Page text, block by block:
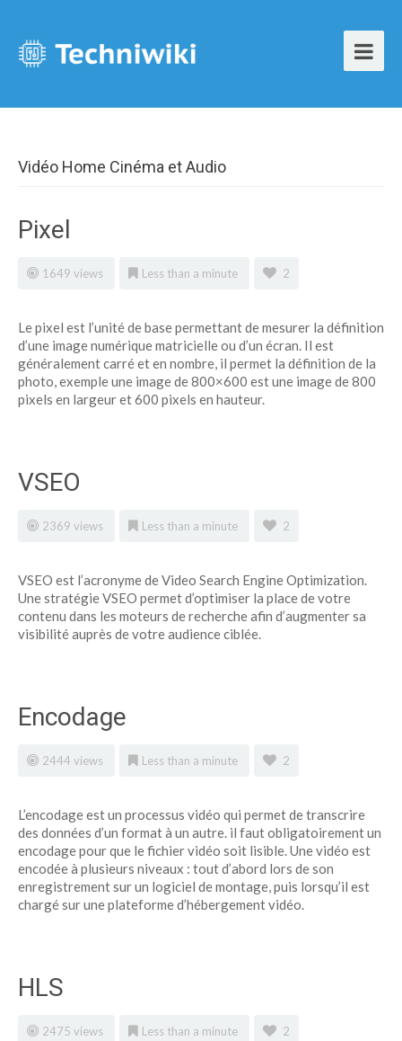
Vidéo Home Cinéma et Audio
Pixel
1649 views Less than a minute 2
Le pixel est l’unité de base permettant de mesurer la définition
d’une image numérique matricielle ou d’un écran. Il est
généralement carré et en nombre, il permet la définition de la
photo, exemple une image de 800×600 est une image de 800
pixels en largeur et 600 pixels en hauteur.
VSEO
2369 views Less than a minute 2
VSEO est l’acronyme de Video Search Engine Optimization.
Une stratégie VSEO permet d’optimiser la place de votre
contenu dans les moteurs de recherche afin d’augmenter sa
visibilité auprès de votre audience ciblée.
Encodage
2444 views Less than a minute 2
L’encodage est un processus vidéo qui permet de transcrire
des données d’un format à un autre. il faut obligatoirement un
encodage pour que le fichier vidéo soit lisible. Une vidéo est
encodée à plusieurs niveaux : tout d’abord lors de son
enregistrement sur un logiciel de montage, puis lorsqu’il est
chargé sur une plateforme d’hébergement vidéo.
HLS
2475 views Less than a minute 2